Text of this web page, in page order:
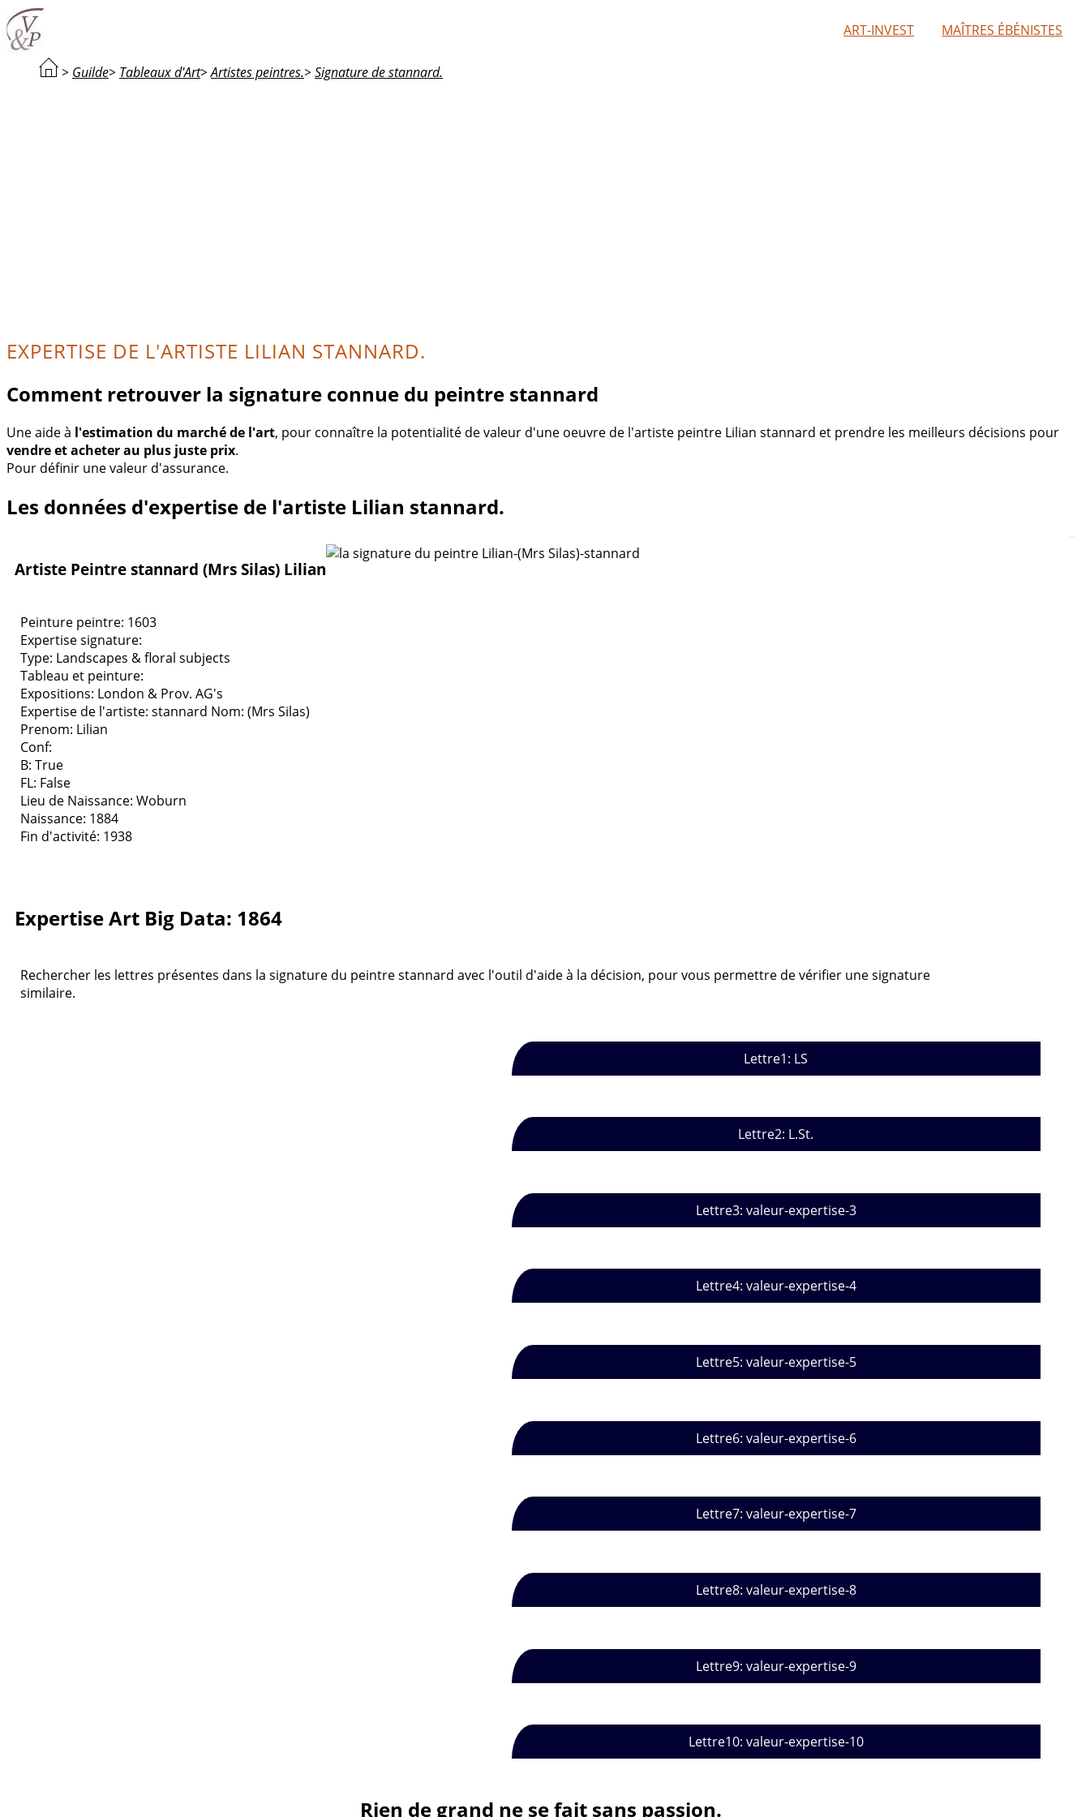
ART-INVEST MAÎTRES ÉBÉNISTES
> Guilde> Tableaux d'Art>Artistes peintres.> Signature de stannard.
EXPERTISE DE L'ARTISTE LILIAN STANNARD.
Comment retrouver la signature connue du peintre stannard
Une aide à l'estimation du marché de l'art, pour connaître la potentialité de valeur d'une oeuvre de l'artiste peintre Lilian stannard et prendre les meilleurs décisions pour
vendre et acheter au plus juste prix.
Pour définir une valeur d'assurance.
Les données d'expertise de l'artiste Lilian stannard.
Artiste Peintre stannard (Mrs Silas) Lilian
Peinture peintre: 1603
Expertise signature:
Type: Landscapes & floral subjects
Tableau et peinture:
Expositions: London & Prov. AG's
Expertise de l'artiste: stannard Nom: (Mrs Silas)
Prenom: Lilian
Conf:
B: True
FL: False
Lieu de Naissance: Woburn
Naissance: 1884
Fin d'activité: 1938
Expertise Art Big Data: 1864
Rechercher les lettres présentes dans la signature du peintre stannard avec l'outil d'aide à la décision, pour vous permettre de vérifier une signature
similaire.
Lettre1: LS
Lettre2: L.St.
Lettre3: valeur-expertise-3
Lettre4: valeur-expertise-4
Lettre5: valeur-expertise-5
Lettre6: valeur-expertise-6
Lettre7: valeur-expertise-7
Lettre8: valeur-expertise-8
Lettre9: valeur-expertise-9
Lettre10: valeur-expertise-10
Rien de grand ne se fait sans passion.